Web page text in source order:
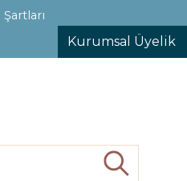
Şartları
Kurumsal Üyelik